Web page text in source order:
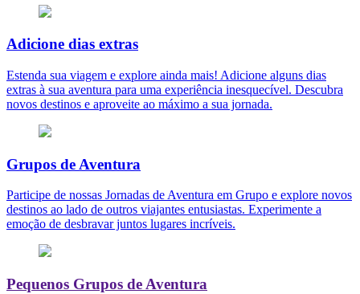
Adicione dias extras
Estenda sua viagem e explore ainda mais! Adicione alguns dias
extras à sua aventura para uma experiência inesquecível. Descubra
novos destinos e aproveite ao máximo a sua jornada.
Grupos de Aventura
Participe de nossas Jornadas de Aventura em Grupo e explore novos
destinos ao lado de outros viajantes entusiastas. Experimente a
emoção de desbravar juntos lugares incríveis.
Pequenos Grupos de Aventura